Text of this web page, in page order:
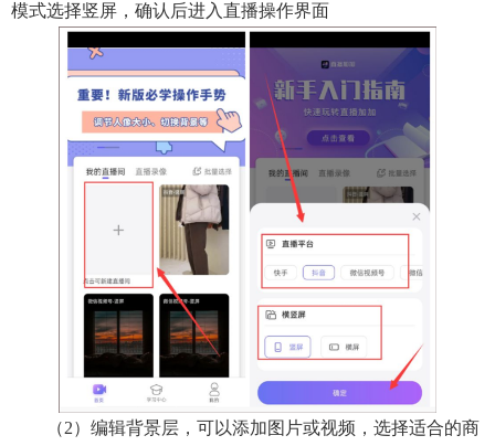
模式选择竖屏，确认后进入直播操作界面
（2）编辑背景层，可以添加图片或视频，选择适合的商